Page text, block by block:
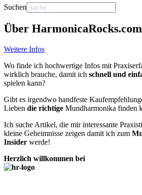
Suchen
Über HarmonicaRocks.com
Weitere Infos
Wo finde ich hochwertige Infos mit
wirklich brauche, damit ich schnell und
spielen kann?
Gibt es irgendwo handfeste
Lieben die richtige Mund­harmonika finden
Ich suche Artikel, die mir interessante
kleine Geheimnisse zeigen damit ich zum
Insider werde!
Herzlich willkommen bei